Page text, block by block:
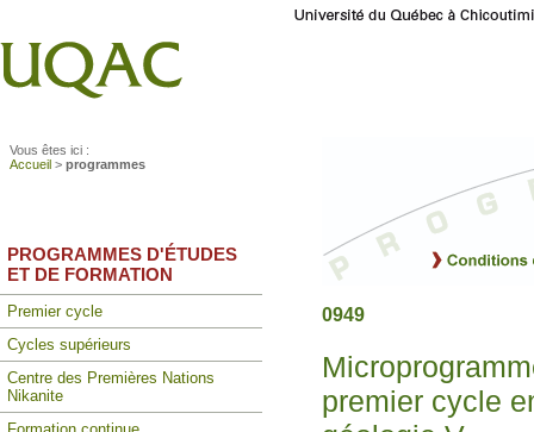
Vous êtes ici :
Accueil > programmes
PROGRAMMES D'ÉTUDES
ET DE FORMATION
Premier cycle
Cycles supérieurs
Centre des Premières Nations
Nikanite
0949
premier cycle